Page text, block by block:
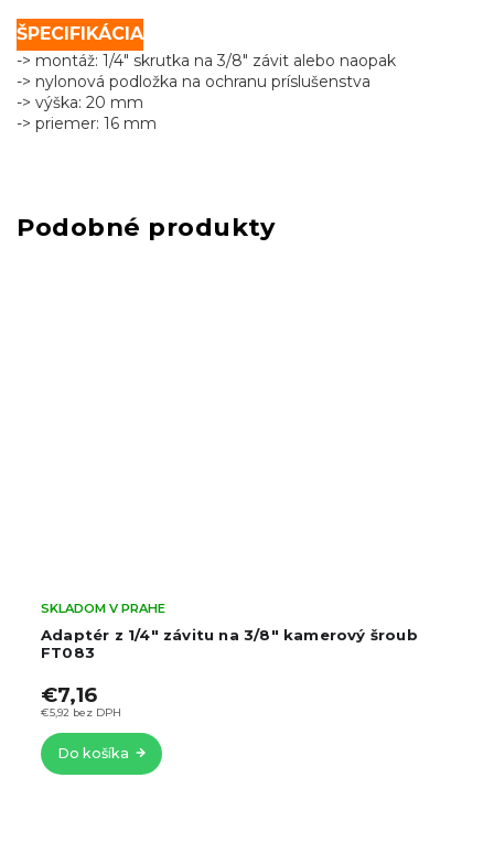
ŠPECIFIKÁCIA
-> montáž: 1/4" skrutka na 3/8" závit alebo naopak
-> nylonová podložka na ochranu príslušenstva
-> výška: 20 mm
-> priemer: 16 mm
Adaptér z 1/4" závitu na 3/8" kamerový šroub
FT083
SKLADOM V PRAHE
€5,92 bez DPH
€7,16
Do košíka